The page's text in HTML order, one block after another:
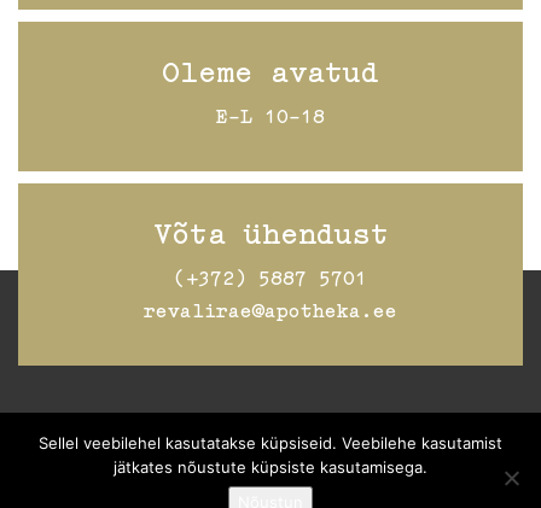
Oleme avatud
E-L 10-18
Võta ühendust
(+372) 5887 5701
revalirae@apotheka.ee
Jälgi Raeapteeki Facebookis
Sellel veebilehel kasutatakse küpsiseid. Veebilehe kasutamist
jätkates nõustute küpsiste kasutamisega.